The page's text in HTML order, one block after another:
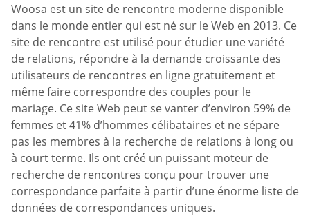
Woosa est un site de rencontre moderne disponible
dans le monde entier qui est né sur le Web en 2013. Ce
site de rencontre est utilisé pour étudier une variété
de relations, répondre à la demande croissante des
utilisateurs de rencontres en ligne gratuitement et
même faire correspondre des couples pour le
mariage. Ce site Web peut se vanter d’environ 59% de
femmes et 41% d’hommes célibataires et ne sépare
pas les membres à la recherche de relations à long ou
à court terme. Ils ont créé un puissant moteur de
recherche de rencontres conçu pour trouver une
correspondance parfaite à partir d’une énorme liste de
données de correspondances uniques.